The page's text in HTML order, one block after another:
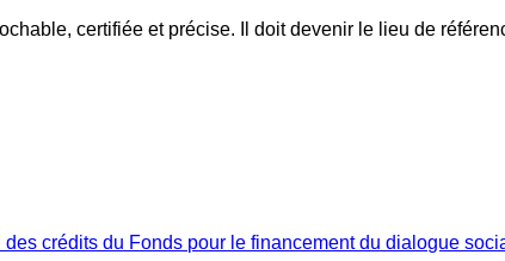
certifiée et précise. Il doit devenir le lieu de
crédits du Fonds pour le financement du dialogue